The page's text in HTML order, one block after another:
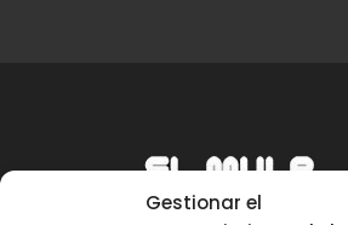
Gestionar el